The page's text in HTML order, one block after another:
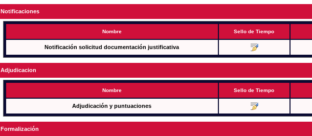
Notificaciones
Nombre Sello de Tiempo
Notificación solicitud documentación justificativa
Adjudicacion
Nombre Sello de Tiempo
Adjudicación y puntuaciones
Formalización